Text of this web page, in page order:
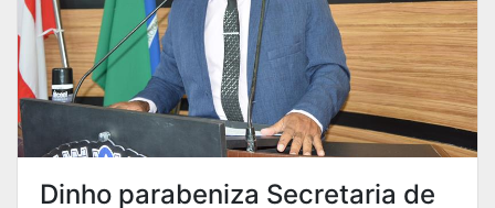
Dinho parabeniza Secretaria de